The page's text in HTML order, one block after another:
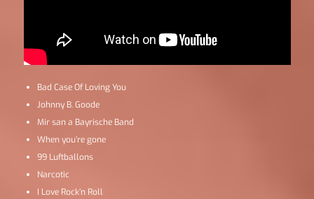
Bad Case Of Loving You
Johnny B. Goode
Mir san a Bayrische Band
When you’re gone
99 Luftballons
Narcotic
I Love Rock’n Roll